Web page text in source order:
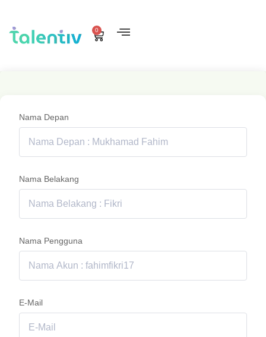
0
Nama Depan
Nama Belakang
Nama Pengguna
E-Mail